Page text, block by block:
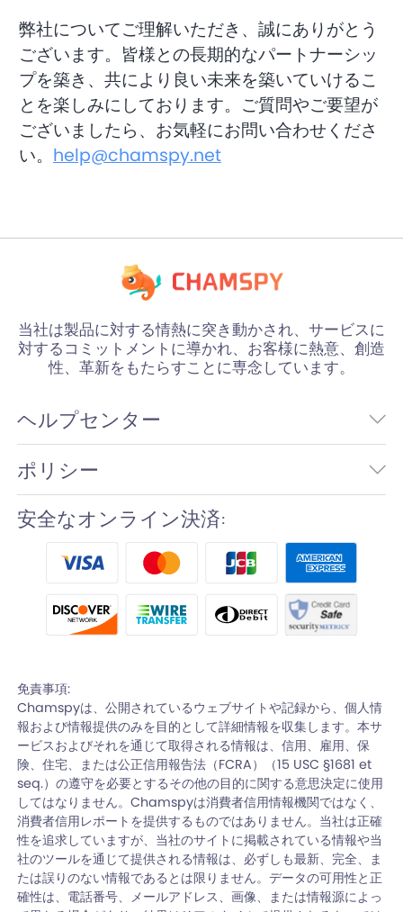
弊社についてご理解いただき、誠にありがとう
ございます。皆様との長期的なパートナーシッ
プを築き、共により良い未来を築いていけるこ
とを楽しみにしております。ご質問やご要望が
ございましたら、お気軽にお問い合わせくださ
い。 help@chamspy.net
当社は製品に対する情熱に突き動かされ、サービスに
対するコミットメントに導かれ、お客様に熱意、創造
性、革新をもたらすことに専念しています。
ヘルプセンター
ポリシー
安全なオンライン決済:
免責事項:
Chamspyは、公開されているウェブサイトや記録から、個人情
報および情報提供のみを目的として詳細情報を収集します。本サ
ービスおよびそれを通じて取得される情報は、信用、雇用、保
険、住宅、または公正信用報告法（FCRA）（15 USC §1681 et
seq.）の遵守を必要とするその他の目的に関する意思決定に使用
してはなりません。Chamspyは消費者信用情報機関ではなく、
消費者信用レポートを提供するものではありません。当社は正確
性を追求していますが、当社のサイトに掲載されている情報や当
社のツールを通じて提供される情報は、必ずしも最新、完全、ま
たは誤りのない情報であるとは限りません。データの可用性と正
確性は、電話番号、メールアドレス、画像、または情報源によっ